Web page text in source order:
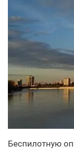
Беспилотную